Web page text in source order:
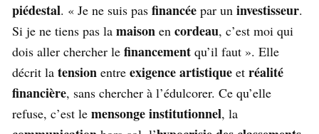
piédestal. « Je ne suis pas financée par un investisseur.
Si je ne tiens pas la maison en cordeau, c’est moi qui
dois aller chercher le financement qu’il faut ». Elle
décrit la tension entre exigence artistique et réalité
financière, sans chercher à l’édulcorer. Ce qu’elle
refuse, c’est le mensonge institutionnel, la